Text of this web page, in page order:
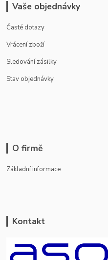
Vaše objednávky
Časté dotazy
Vrácení zboží
Sledování zásilky
Stav objednávky
O firmě
Základní informace
Kontakt